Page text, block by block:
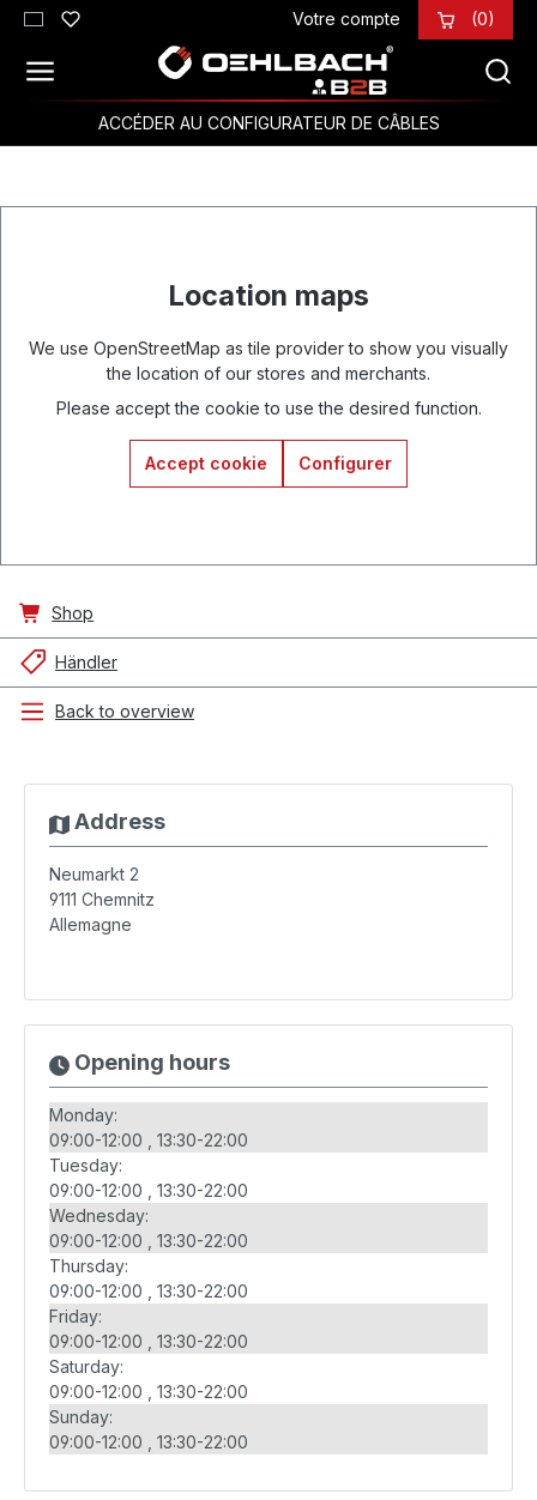
Passer au contenu principal Votre compte (0)
ACCÉDER AU CONFIGURATEUR DE CÂBLES
Location maps
We use OpenStreetMap as tile provider to show you visually
the location of our stores and merchants.
Please accept the cookie to use the desired function.
Accept cookie Configurer
Shop
Händler
Back to overview
Address
Neumarkt 2
9111 Chemnitz
Allemagne
Opening hours
Monday:
09:00-12:00
13:30-22:00
Tuesday:
09:00-12:00
13:30-22:00
Wednesday:
09:00-12:00
13:30-22:00
Thursday:
09:00-12:00
13:30-22:00
Friday:
09:00-12:00
13:30-22:00
Saturday:
09:00-12:00
13:30-22:00
Sunday:
09:00-12:00
13:30-22:00